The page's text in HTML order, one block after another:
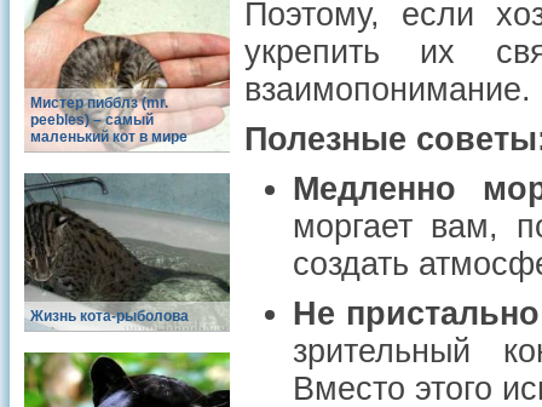
Мистер пибблз (mr.
peebles) – самый
маленький кот в мире
Жизнь кота-рыболова
Поэтому, если
укрепить их
взаимопонимание.
Полезные
Медленно
моргает вам,
создать
Не
зрительный
Вместо этого